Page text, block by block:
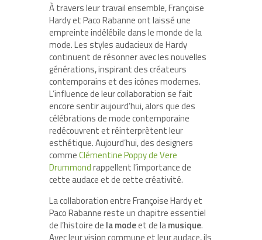
À travers leur travail ensemble, Françoise
Hardy et Paco Rabanne ont laissé une
empreinte indélébile dans le monde de la
mode. Les styles audacieux de Hardy
continuent de résonner avec les nouvelles
générations, inspirant des créateurs
contemporains et des icônes modernes.
L’influence de leur collaboration se fait
encore sentir aujourd’hui, alors que des
célébrations de mode contemporaine
redécouvrent et réinterprètent leur
esthétique. Aujourd’hui, des designers
commeClémentine Poppy de Vere
Drummondrappellent l’importance de
cette audace et de cette créativité.
La collaboration entre Françoise Hardy et
Paco Rabanne reste un chapitre essentiel
de l’histoire de la modeet de lamusique.
Avec leur vision commune et leur audace, ils